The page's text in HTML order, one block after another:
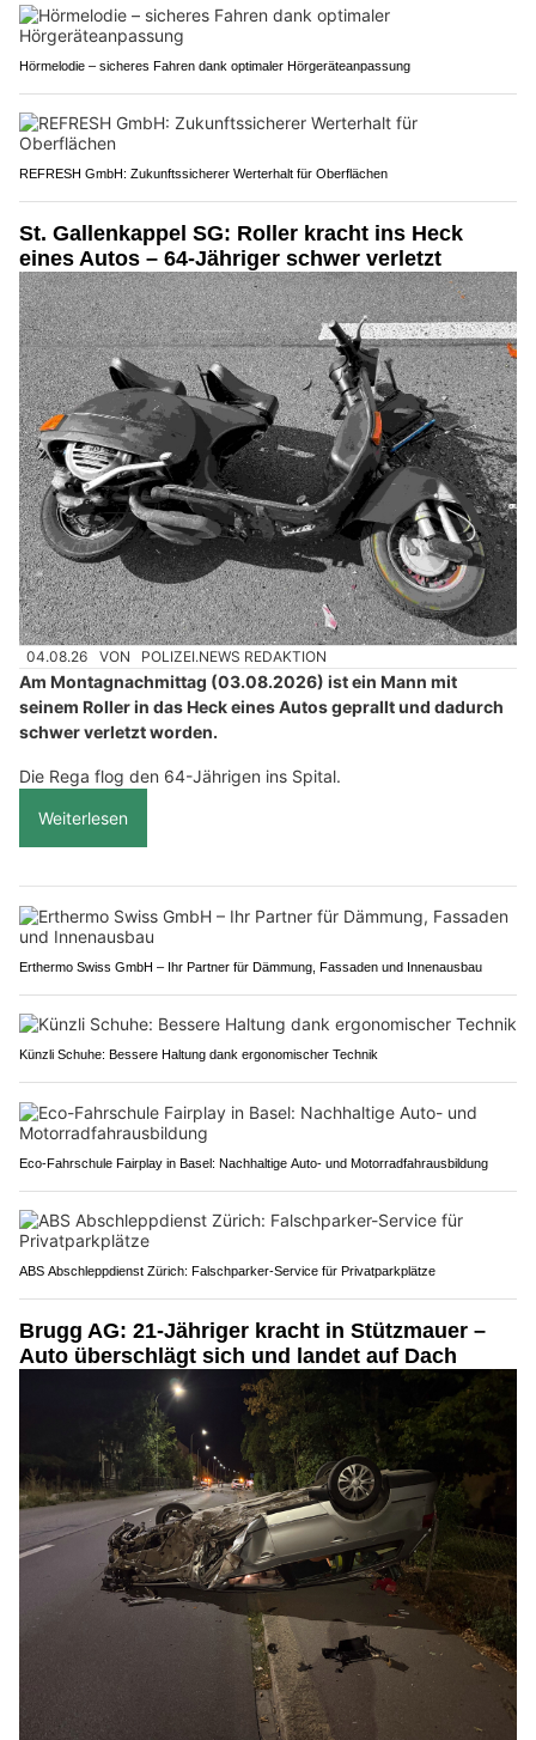
Hörmelodie – sicheres Fahren dank optimaler Hörgeräteanpassung
REFRESH GmbH: Zukunftssicherer Werterhalt für Oberflächen
St. Gallenkappel SG: Roller kracht ins Heck
eines Autos – 64-Jähriger schwer verletzt
04.08.26 VON POLIZEI.NEWS REDAKTION
Am Montagnachmittag (03.08.2026) ist ein Mann mit
seinem Roller in das Heck eines Autos geprallt und dadurch
schwer verletzt worden.
Die Rega flog den 64-Jährigen ins Spital.
Weiterlesen
Erthermo Swiss GmbH – Ihr Partner für Dämmung, Fassaden und Innenausbau
Künzli Schuhe: Bessere Haltung dank ergonomischer Technik
Eco-Fahrschule Fairplay in Basel: Nachhaltige Auto- und Motorradfahrausbildung
ABS Abschleppdienst Zürich: Falschparker-Service für Privatparkplätze
Brugg AG: 21-Jähriger kracht in Stützmauer –
Auto überschlägt sich und landet auf Dach